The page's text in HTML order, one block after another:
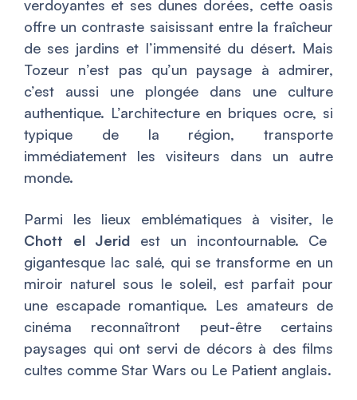
verdoyantes et ses dunes dorées, cette oasis
offre un contraste saisissant entre la fraîcheur
de ses jardins et l’immensité du désert. Mais
Tozeur n’est pas qu’un paysage à admirer,
c’est aussi une plongée dans une culture
authentique. L’architecture en briques ocre, si
typique de la région, transporte
immédiatement les visiteurs dans un autre
monde.
Parmi les lieux emblématiques à visiter, le
Chott el Jerid est un incontournable. Ce
gigantesque lac salé, qui se transforme en un
miroir naturel sous le soleil, est parfait pour
une escapade romantique. Les amateurs de
cinéma reconnaîtront peut-être certains
paysages qui ont servi de décors à des films
cultes comme Star Wars ou Le Patient anglais.